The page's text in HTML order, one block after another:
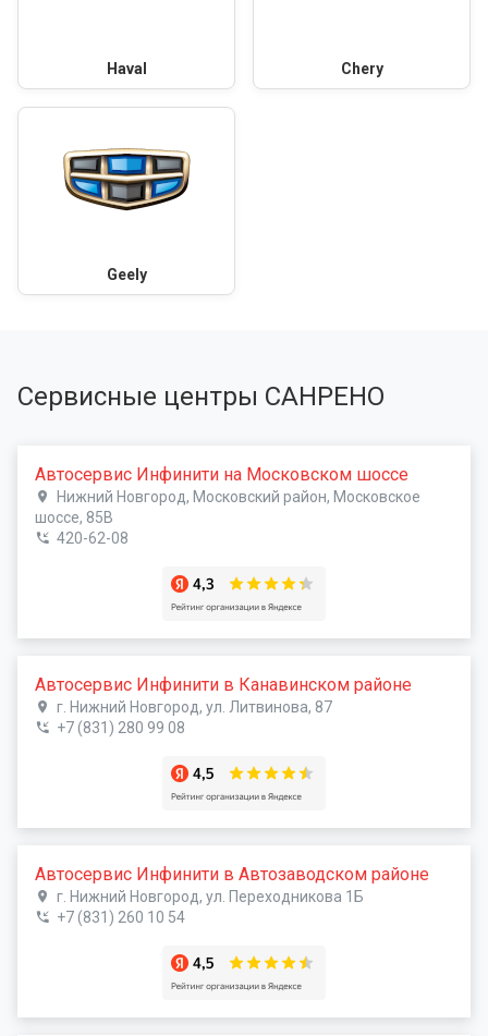
Haval Chery
Geely
Сервисные центры САНРЕНО
Автосервис Инфинити на Московском шоссе
Нижний Новгород, Московский район, Московское
шоссе, 85В
420-62-08
Автосервис Инфинити в Канавинском районе
г. Нижний Новгород, ул. Литвинова, 87
+7 (831) 280 99 08
Автосервис Инфинити в Автозаводском районе
г. Нижний Новгород, ул. Переходникова 1Б
+7 (831) 260 10 54